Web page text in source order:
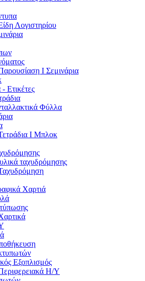
Λογιστηρίου
I Σεμινάρια
Ετικέτες
Φύλλα
I Μπλοκ
ταχυδρόμησης
Χαρτιά
Εξοπλισμός
Η/Υ